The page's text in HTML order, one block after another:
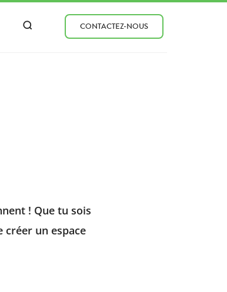
CONTACTEZ-NOUS
! Que tu sois
créer un espace